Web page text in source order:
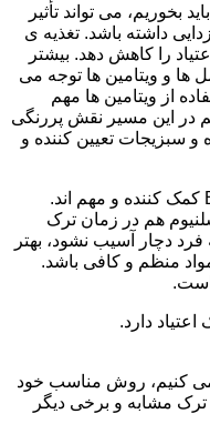
بخوریم، می تواند تأثیر
داشته باشد. تغذیه ی
را کاهش دهد. بیشتر
ها و ویتامین ها توجه می
از ویتامین ها مهم
در این مسیر نقش پررنگی
و سبزیجات تعیین کننده و
از میان ویتامین ها، ویتامین های گروه B کمک کننده و مهم اند.
هم در زمان ترک
فرد دچار آسیب نشود، بهتر
منظم و کافی باشد.
اعتیاد دارد.
می کنیم، روش مناسب خود
مشابه و برخی دیگر